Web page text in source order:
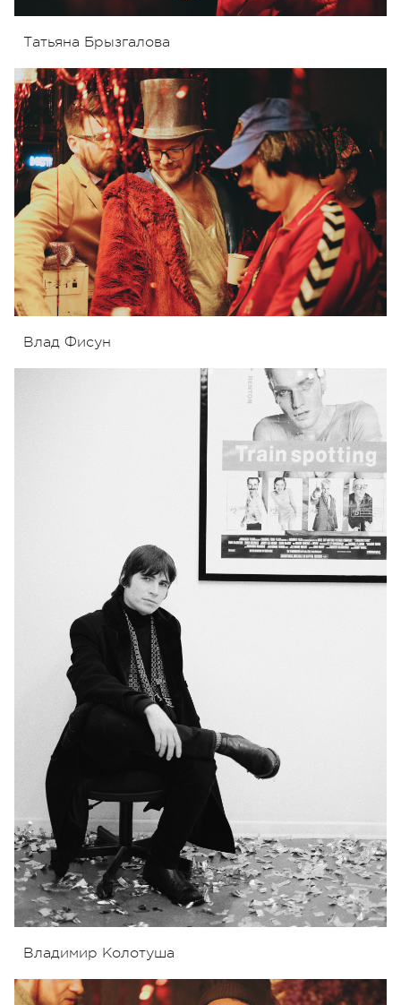
Татьяна Брызгалова
Влад Фисун
Владимир Колотуша